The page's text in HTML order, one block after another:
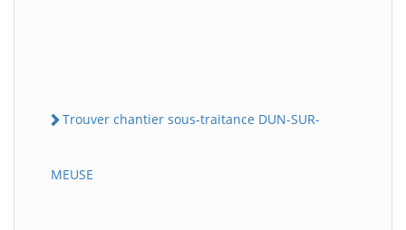
Trouver chantier sous-traitance DUN-SUR-
MEUSE